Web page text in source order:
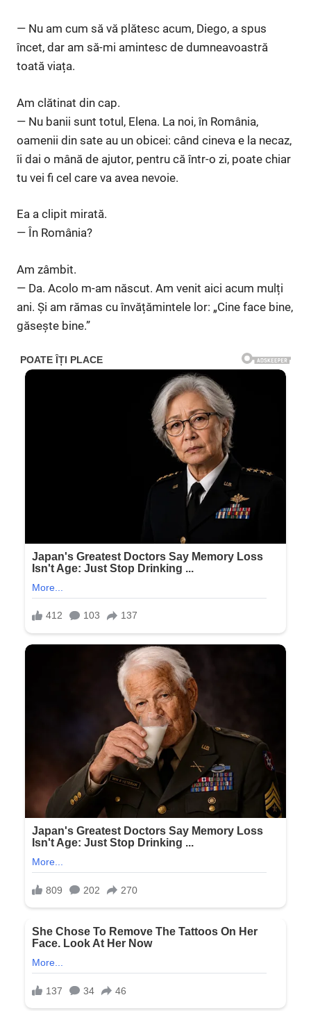
— Nu am cum să vă plătesc acum, Diego, a spus
încet, dar am să-mi amintesc de dumneavoastră
toată viața.
Am clătinat din cap.
— Nu banii sunt totul, Elena. La noi, în România,
oamenii din sate au un obicei: când cineva e la necaz,
îi dai o mână de ajutor, pentru că într-o zi, poate chiar
tu vei fi cel care va avea nevoie.
Ea a clipit mirată.
— În România?
Am zâmbit.
— Da. Acolo m-am născut. Am venit aici acum mulți
ani. Și am rămas cu învățămintele lor: „Cine face bine,
găsește bine.”